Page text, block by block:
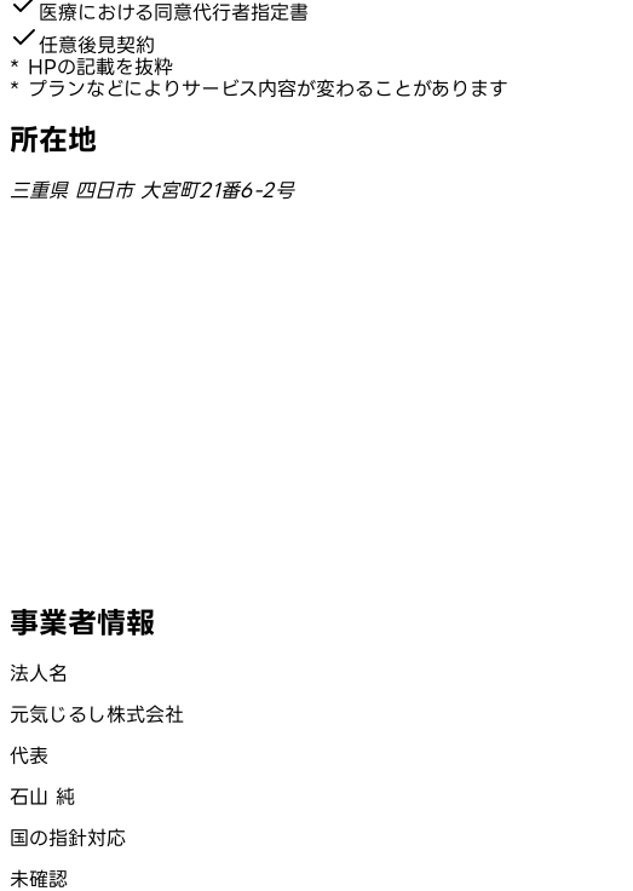
医療における同意代行者指定書
任意後見契約
* HPの記載を抜粋
* プランなどによりサービス内容が変わることがあります
所在地
三重県 四日市 大宮町21番6-2号
事業者情報
法人名
元気じるし株式会社
代表
石山 純
国の指針対応
未確認